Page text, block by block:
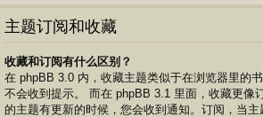
主题订阅和收藏
收藏和订阅有什么区别？
在 phpBB 3.0 内，收藏主题类似于在浏览器里的
不会收到提示。 而在 phpBB 3.1 里面，收藏更像
的主题有更新的时候，您会收到通知。订阅，当